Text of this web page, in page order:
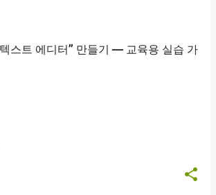
스트 에디터” 만들기 — 교육용 실습 가